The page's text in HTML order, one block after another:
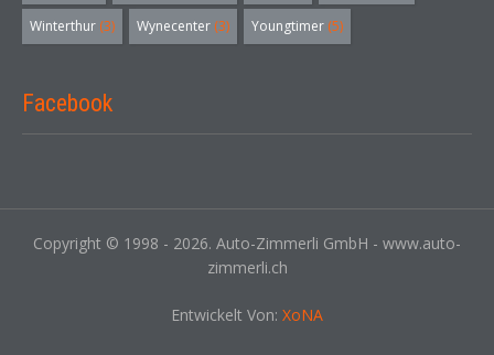
Winterthur (3) Wynecenter (3) Youngtimer (5)
Facebook
Copyright © 1998 - 2026. Auto-Zimmerli GmbH - www.auto-
zimmerli.ch
Entwickelt Von: XoNA